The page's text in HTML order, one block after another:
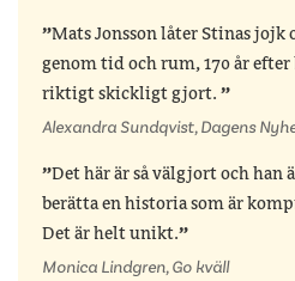
Mats Jonsson låter Stinas
genom tid och rum, 170 år efter
riktigt skickligt gjort.
Alexandra Sundqvist, Dagens
Det här är så välgjort och han
berätta en historia som är
Det är helt unikt.
Monica Lindgren, Go kväll